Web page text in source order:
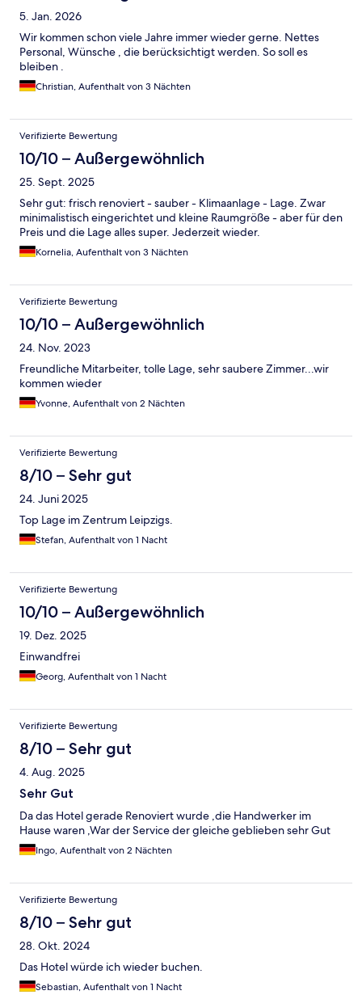
5. Jan. 2026
Wir kommen schon viele Jahre immer wieder gerne. Nettes
Personal, Wünsche , die berücksichtigt werden. So soll es
bleiben .
Christian, Aufenthalt von 3 Nächten
Verifizierte Bewertung
10/10 – Außergewöhnlich
25. Sept. 2025
Sehr gut: frisch renoviert - sauber - Klimaanlage - Lage. Zwar
minimalistisch eingerichtet und kleine Raumgröße - aber für den
Preis und die Lage alles super. Jederzeit wieder.
Kornelia, Aufenthalt von 3 Nächten
Verifizierte Bewertung
10/10 – Außergewöhnlich
24. Nov. 2023
Freundliche Mitarbeiter, tolle Lage, sehr saubere Zimmer...wir
kommen wieder
Yvonne, Aufenthalt von 2 Nächten
Verifizierte Bewertung
8/10 – Sehr gut
24. Juni 2025
Top Lage im Zentrum Leipzigs.
Stefan, Aufenthalt von 1 Nacht
Verifizierte Bewertung
10/10 – Außergewöhnlich
19. Dez. 2025
Einwandfrei
Georg, Aufenthalt von 1 Nacht
Verifizierte Bewertung
8/10 – Sehr gut
4. Aug. 2025
Sehr Gut
Da das Hotel gerade Renoviert wurde ,die Handwerker im
Hause waren ,War der Service der gleiche geblieben sehr Gut
Ingo, Aufenthalt von 2 Nächten
Verifizierte Bewertung
8/10 – Sehr gut
28. Okt. 2024
Das Hotel würde ich wieder buchen.
Sebastian, Aufenthalt von 1 Nacht